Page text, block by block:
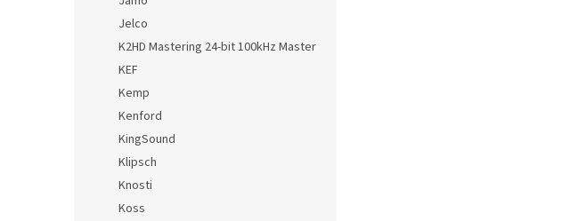
Jelco
K2HD Mastering 24-bit 100kHz Master
KEF
Kemp
Kenford
KingSound
Klipsch
Knosti
Koss